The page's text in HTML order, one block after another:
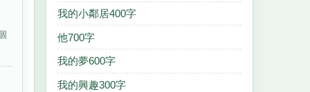
我的小鄰居400字
他700字
我的夢600字
我的興趣300字